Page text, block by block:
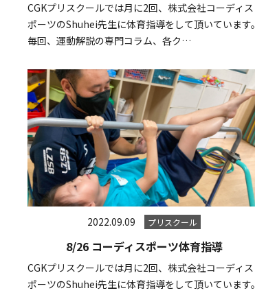
CGKプリスクールでは月に2回、株式会社コーディス
ポーツのShuhei先生に体育指導をして頂いています。
毎回、運動解説の専門コラム、各ク…
2022.09.09 プリスクール
8/26 コーディスポーツ体育指導
CGKプリスクールでは月に2回、株式会社コーディス
ポーツのShuhei先生に体育指導をして頂いています。